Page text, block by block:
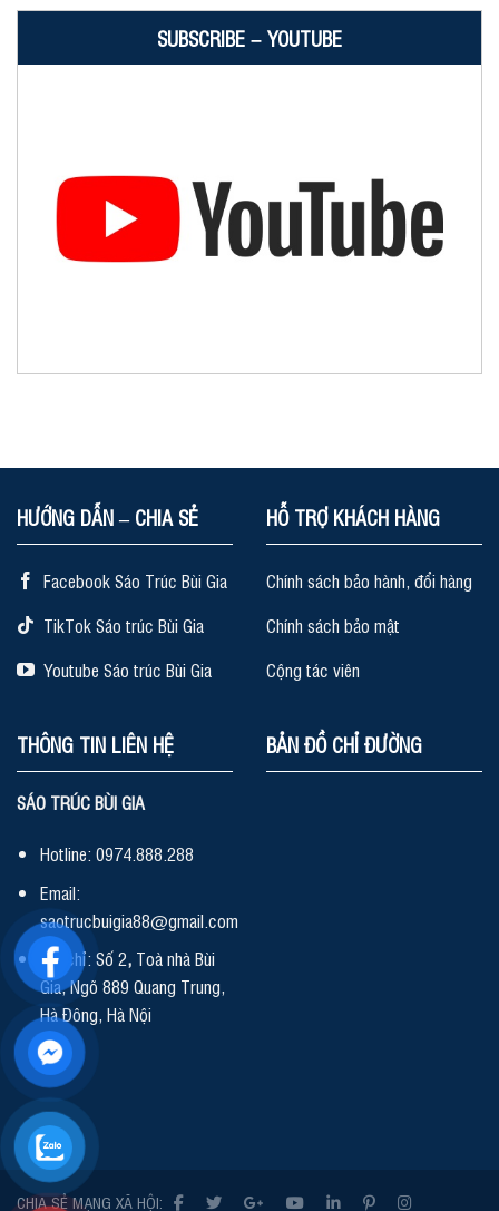
SUBSCRIBE – YOUTUBE
HƯỚNG DẪN – CHIA SẺ
Facebook Sáo Trúc Bùi Gia
TikTok Sáo trúc Bùi Gia
Youtube Sáo trúc Bùi Gia
HỖ TRỢ KHÁCH HÀNG
Chính sách bảo hành, đổi hàng
Chính sách bảo mật
Cộng tác viên
THÔNG TIN LIÊN HỆ
SÁO TRÚC BÙI GIA
Hotline: 0974.888.288
Email:
saotrucbuigia88@gmail.com
Địa chỉ: Số 2, Toà nhà Bùi
Gia, Ngõ 889 Quang Trung,
Hà Đông, Hà Nội
BẢN ĐỒ CHỈ ĐƯỜNG
CHIA SẺ MẠNG XÃ HỘI: